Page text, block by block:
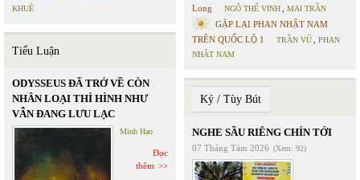
KHUÊ
Tiểu Luận
ODYSSEUS ĐÃ TRỞ VỀ CÒN
NHÂN LOẠI THÌ HÌNH NHƯ
VẪN ĐANG LƯU LẠC
Minh Hạo
Đọc
thêm
Long
NGÔ THẾ VINH, MAI TRẦN
GẶP LẠI PHAN NHẬT NAM
TRÊN QUỐC LỘ 1
TRẦN VŨ, PHAN
NHẬT NAM
Ký / Tùy Bút
NGHE SẦU RIÊNG CHÍN TỚI
07 Tháng Tám 2026 (Xem: 92)